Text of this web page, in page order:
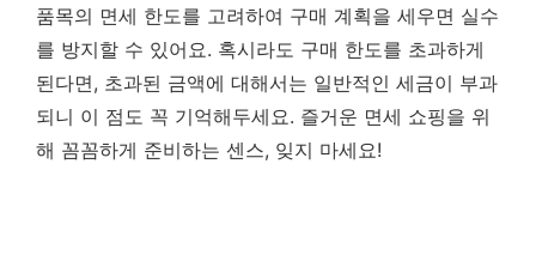
품목의 면세 한도를 고려하여 구매 계획을 세우면 실수
를 방지할 수 있어요. 혹시라도 구매 한도를 초과하게
된다면, 초과된 금액에 대해서는 일반적인 세금이 부과
되니 이 점도 꼭 기억해두세요. 즐거운 면세 쇼핑을 위
해 꼼꼼하게 준비하는 센스, 잊지 마세요!